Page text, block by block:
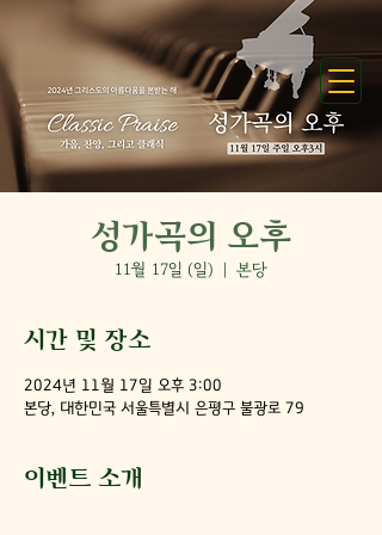
성가곡의 오후
11월 17일 (일) 본당
시간 및 장소
2024년 11월 17일 오후 3:00
본당, 대한민국 서울특별시 은평구 불광로 79
이벤트 소개